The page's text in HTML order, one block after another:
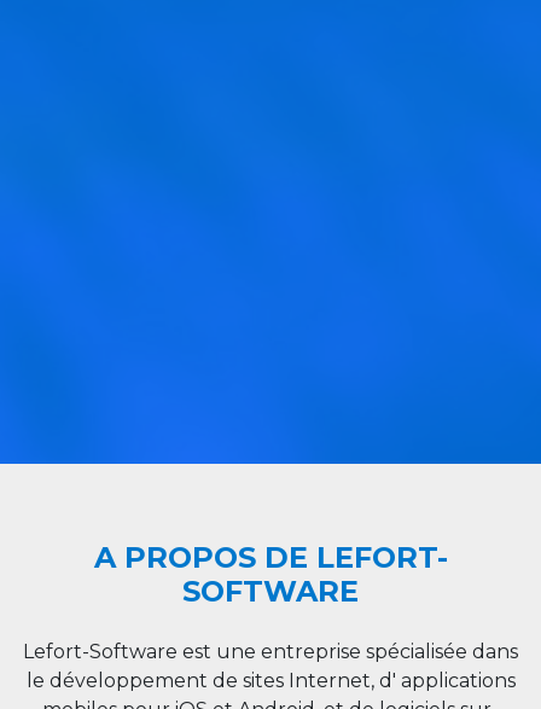
A PROPOS DE LEFORT-
SOFTWARE
Lefort-Software est une entreprise spécialisée dans
le développement de sites Internet, d' applications